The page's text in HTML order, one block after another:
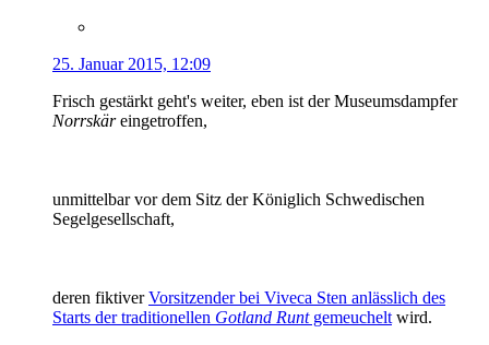
25. Januar 2015, 12:09
Frisch gestärkt geht's weiter, eben ist der Museumsdampfer
Norrskäreingetroffen,
unmittelbar vor dem Sitz der Königlich Schwedischen
Segelgesellschaft,
deren fiktiverVorsitzender bei Viveca Sten anlässlich des
Starts der traditionellen Gotland Runtgemeuchelt wird.